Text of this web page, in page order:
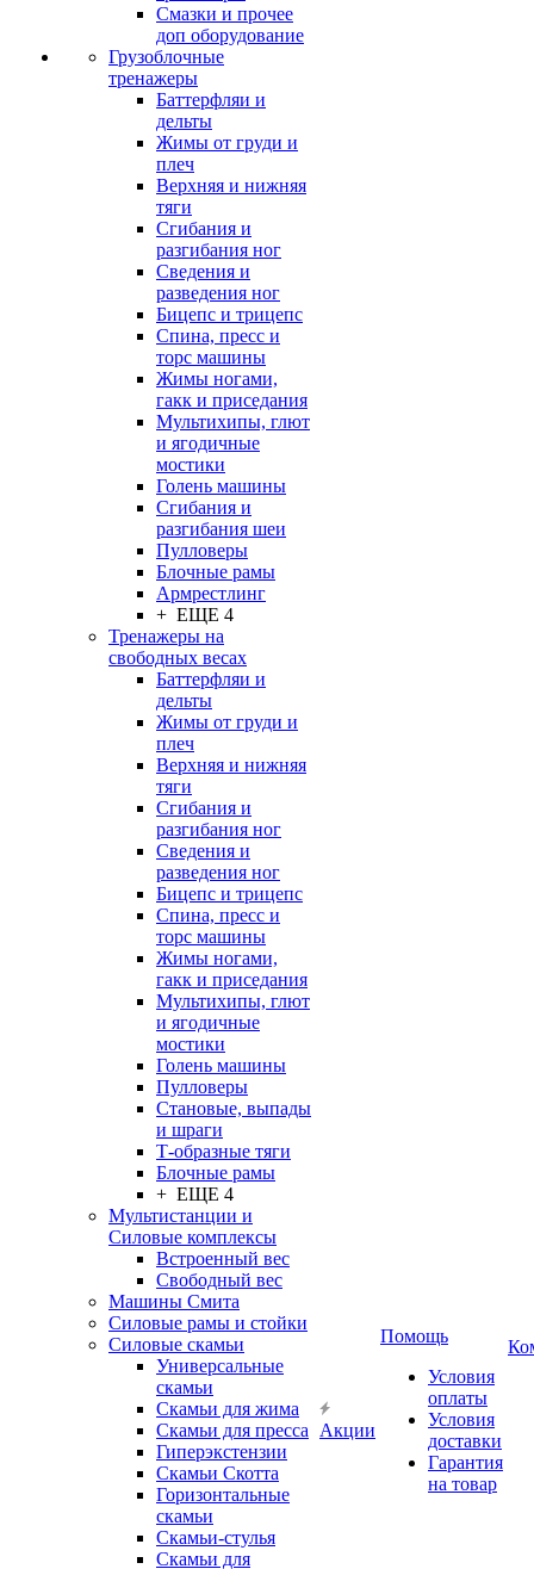
Смазки и прочее
доп оборудование
Грузоблочные
тренажеры
Баттерфляи и
дельты
Жимы от груди и
плеч
Верхняя и нижняя
тяги
Сгибания и
разгибания ног
Сведения и
разведения ног
Бицепс и трицепс
Спина, пресс и
торс машины
Жимы ногами,
гакк и приседания
Мультихипы, глют
и ягодичные
мостики
Голень машины
Сгибания и
разгибания шеи
Пулловеры
Блочные рамы
Армрестлинг
+ ЕЩЕ 4
Тренажеры на
свободных весах
Баттерфляи и
дельты
Жимы от груди и
плеч
Верхняя и нижняя
тяги
Сгибания и
разгибания ног
Сведения и
разведения ног
Бицепс и трицепс
Спина, пресс и
торс машины
Жимы ногами,
гакк и приседания
Мультихипы, глют
и ягодичные
мостики
Голень машины
Пулловеры
Становые, выпады
и шраги
Т-образные тяги
Блочные рамы
+ ЕЩЕ 4
Мультистанции и
Силовые комплексы
Встроенный вес
Свободный вес
Машины Смита
Силовые рамы и стойки
Силовые скамьи
Универсальные
скамьи
Скамьи для жима
Скамьи для пресса
Гиперэкстензии
Скамьи Скотта
Горизонтальные
скамьи
Скамьи-стулья
Скамьи для
Акции
Помощь
Условия
оплаты
Условия
доставки
Гарантия
на товар